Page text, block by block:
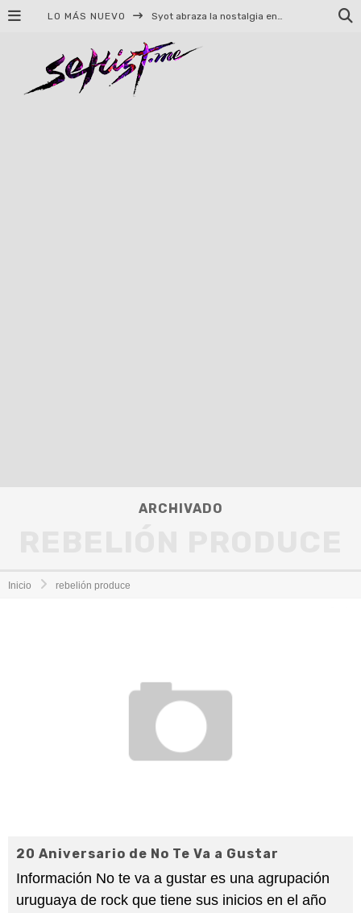
LO MÁS NUEVO Syot abraza la nostalgia en «Blame», el primer adelanto de su EP debut
ARCHIVADO
Inicio rebelión produce
20 Aniversario de No Te Va a Gustar
Información No te va a gustar es una agrupación
uruguaya de rock que tiene sus inicios en el año